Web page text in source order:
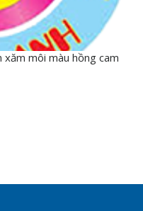
môi màu hồng cam